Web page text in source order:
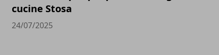
cucine Stosa
24/07/2025